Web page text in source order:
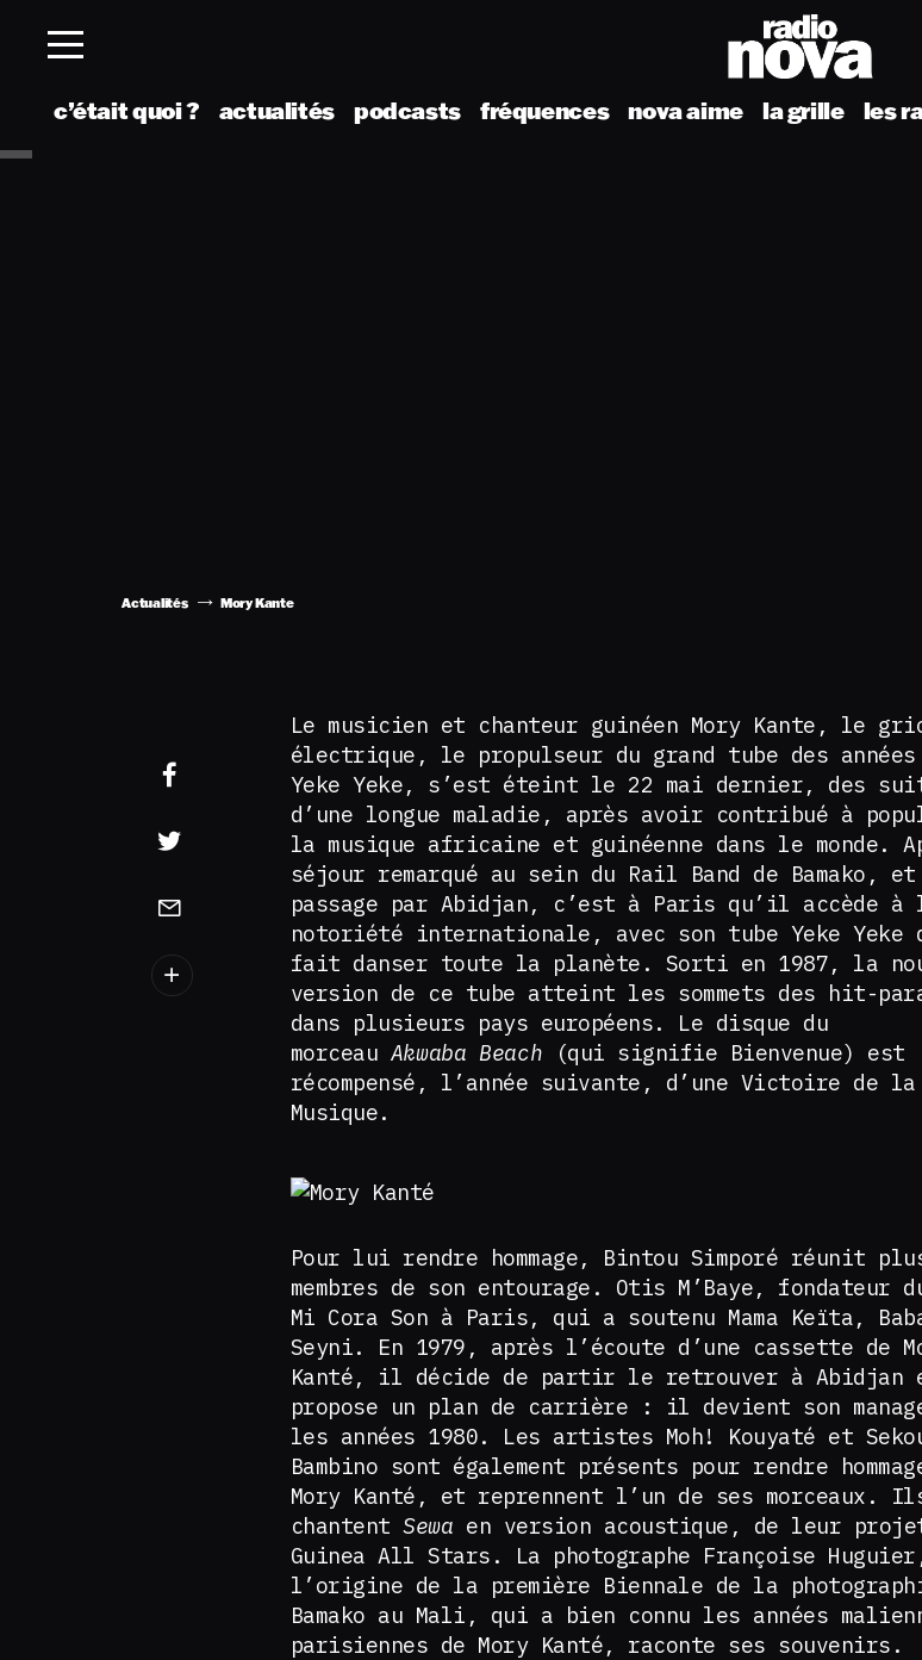
c’était quoi ? actualités podcasts fréquences nova aime la grille les
Actualités Mory Kante
Le musicien et chanteur guinéen Mory Kante, le
électrique, le propulseur du grand tube des années
Yeke Yeke, s’est éteint le 22 mai dernier, des
d’une longue maladie, après avoir contribué à
la musique africaine et guinéenne dans le monde.
séjour remarqué au sein du Rail Band de Bamako, et
passage par Abidjan, c’est à Paris qu’il accède à
notoriété internationale, avec son tube Yeke Yeke
fait danser toute la planète. Sorti en 1987, la
version de ce tube atteint les sommets des hit-
dans plusieurs pays européens. Le disque du
morceau Akwaba Beach
(qui signifie Bienvenue) est
récompensé, l’année suivante, d’une Victoire de la
Musique.
Pour lui rendre hommage, Bintou Simporé réunit
membres de son entourage. Otis M’Baye, fondateur
Mi Cora Son à Paris, qui a soutenu Mama Keïta,
Seyni. En 1979, après l’écoute d’une cassette de
Kanté, il décide de partir le retrouver à
propose un plan de carrière : il devient son
les années 1980. Les artistes Moh! Kouyaté et
Bambino sont également présents pour rendre
Mory Kanté, et reprennent l’un de ses morceaux.
chantentSewa en version acoustique, de leur
Guinea All Stars. La photographe Françoise
l’origine de la première Biennale de la
Bamako au Mali, qui a bien connu les années
parisiennes de Mory Kanté, raconte ses souvenirs.